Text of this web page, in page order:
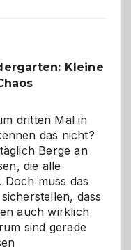
ist
eine
Wahl?
Kleine
dritten Mal in
das nicht?
Berge an
die alle
Doch muss das
dass
auch wirklich
sind gerade